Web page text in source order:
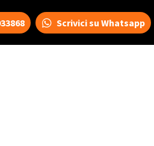
Scrivici su Whatsapp